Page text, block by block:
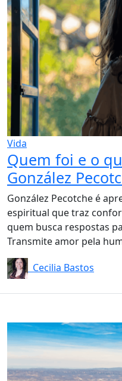
Vida
Quem foi e o
González
González Pecotche é
espiritual que traz
quem busca respostas
Transmite amor pela
Cecilia Bastos